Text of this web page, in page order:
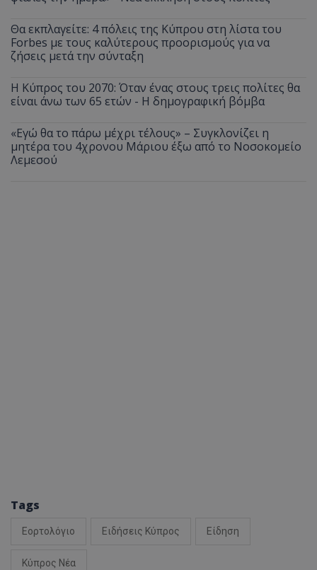
Θα εκπλαγείτε: 4 πόλεις της Κύπρου στη λίστα του
Forbes με τους καλύτερους προορισμούς για να
ζήσεις μετά την σύνταξη
Η Κύπρος του 2070: Όταν ένας στους τρεις πολίτες θα
είναι άνω των 65 ετών - Η δημογραφική βόμβα
«Εγώ θα το πάρω μέχρι τέλους» – Συγκλονίζει η
μητέρα του 4χρονου Μάριου έξω από το Νοσοκομείο
Λεμεσού
Tags
Εορτολόγιο Ειδήσεις Κύπρος Είδηση
Κύπρος Νέα